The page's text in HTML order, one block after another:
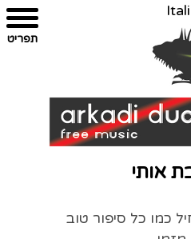
אותי
כמו כל סיפור טוב
תפריט